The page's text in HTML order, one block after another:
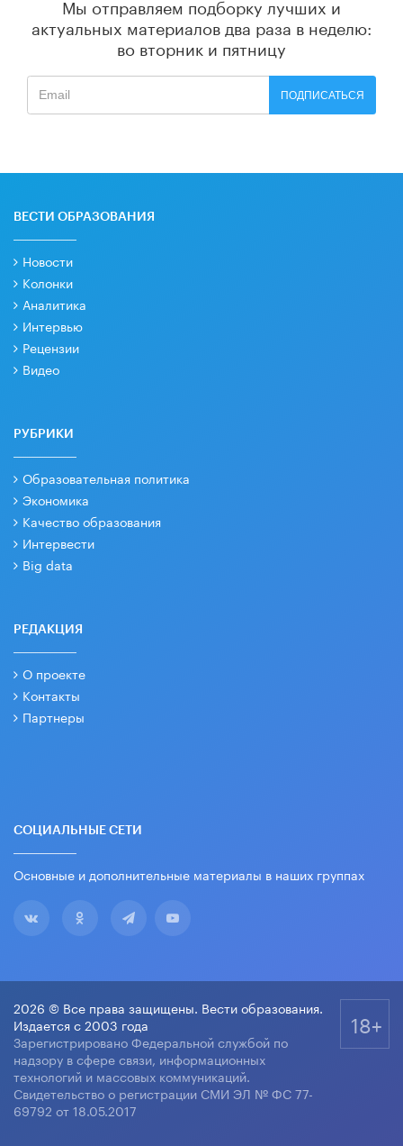
Мы отправляем подборку лучших и
актуальных материалов два раза в неделю:
во вторник и пятницу
ПОДПИСАТЬСЯ
ВЕСТИ ОБРАЗОВАНИЯ
Новости
Колонки
Аналитика
Интервью
Рецензии
Видео
РУБРИКИ
Образовательная политика
Экономика
Качество образования
Интервести
Big data
РЕДАКЦИЯ
О проекте
Контакты
Партнеры
СОЦИАЛЬНЫЕ СЕТИ
Основные и дополнительные материалы в наших группах
2026 © Все права защищены. Вести образования.
Издается с 2003 года
Зарегистрировано Федеральной службой по
надзору в сфере связи, информационных
технологий и массовых коммуникаций.
Свидетельство о регистрации СМИ ЭЛ № ФС 77-
69792 от 18.05.2017
18+